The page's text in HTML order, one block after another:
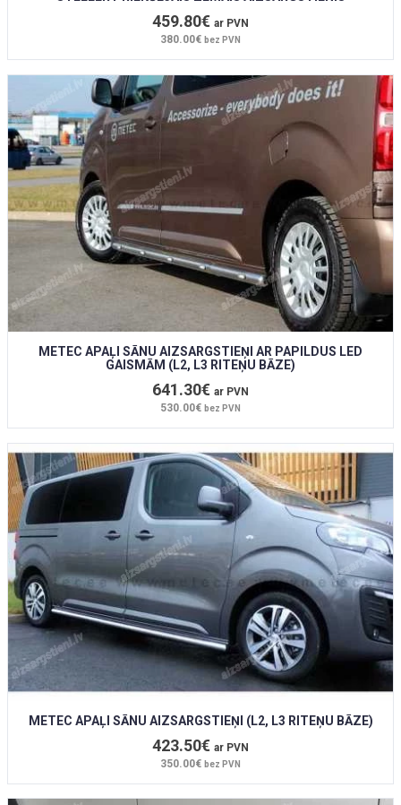
459.80€ ar PVN
380.00€ bez PVN
METEC APAĻI SĀNU AIZSARGSTIEŅI AR PAPILDUS LED
GAISMĀM (L2, L3 RITEŅU BĀZE)
641.30€ ar PVN
530.00€ bez PVN
METEC APAĻI SĀNU AIZSARGSTIEŅI (L2, L3 RITEŅU BĀZE)
423.50€ ar PVN
350.00€ bez PVN